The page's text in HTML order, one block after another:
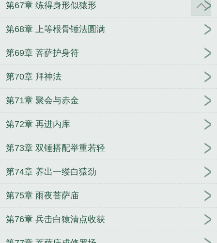
第67章 练得身形似猿形
第68章 上等根骨锤法圆满
第69章 菩萨护身符
第70章 拜神法
第71章 聚会与赤金
第72章 再进内库
第73章 双锤搭配举重若轻
第74章 养出一缕白猿劲
第75章 雨夜菩萨庙
第76章 兵击白猿清点收获